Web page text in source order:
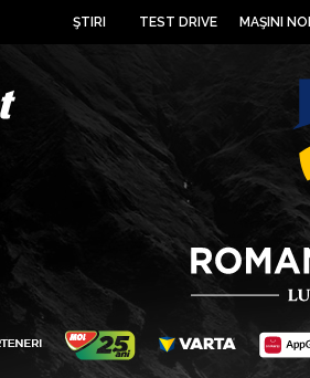
ŞTIRI TEST DRIVE MAŞINI NOI